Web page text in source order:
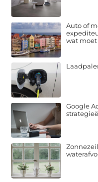
Auto of
wat moet
Google